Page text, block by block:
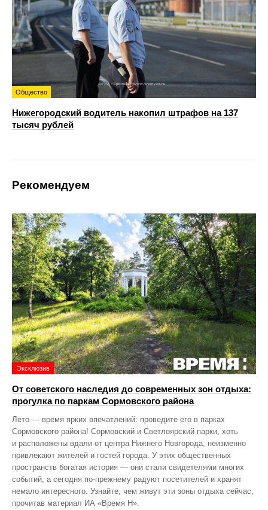
Общество
Нижегородский водитель накопил штрафов на 137
тысяч рублей
Рекомендуем
Эксклюзив
От советского наследия до современных зон отдыха:
прогулка по паркам Сормовского района
Лето — время ярких впечатлений: проведите его в парках
Сормовского района! Сормовский и Светлоярский парки, хоть
и расположены вдали от центра Нижнего Новгорода, неизменно
привлекают жителей и гостей города. У этих общественных
пространств богатая история — они стали свидетелями многих
событий, а сегодня по‑прежнему радуют посетителей и хранят
немало интересного. Узнайте, чем живут эти зоны отдыха сейчас,
прочитав материал ИА «Время Н».